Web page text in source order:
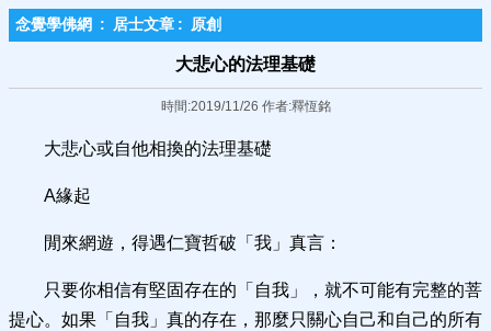
念覺學佛網 : 居士文章 : 原創
大悲心的法理基礎
時間:2019/11/26 作者:釋恆銘
大悲心或自他相換的法理基礎
A緣起
閒來網遊，得遇仁寶哲破「我」真言：
只要你相信有堅固存在的「自我」，就不可能有完整的菩
提心。如果「自我」真的存在，那麼只關心自己和自己的所有